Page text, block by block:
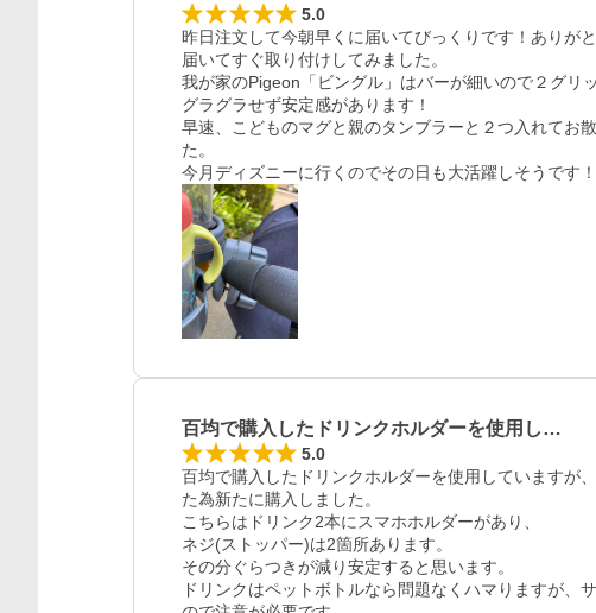
5.0
昨日注文して今朝早くに届いてびっくりです！ありがと
届いてすぐ取り付けしてみました。
我が家のPigeon「ビングル」はバーが細いので２グリ
グラグラせず安定感があります！
早速、こどものマグと親のタンブラーと２つ入れてお
た。
今月ディズニーに行くのでその日も大活躍しそうです！
百均で購入したドリンクホルダーを使用し…
5.0
百均で購入したドリンクホルダーを使用していますが
た為新たに購入しました。
こちらはドリンク2本にスマホホルダーがあり、
ネジ(ストッパー)は2箇所あります。
その分ぐらつきが減り安定すると思います。
ドリンクはペットボトルなら問題なくハマりますが、